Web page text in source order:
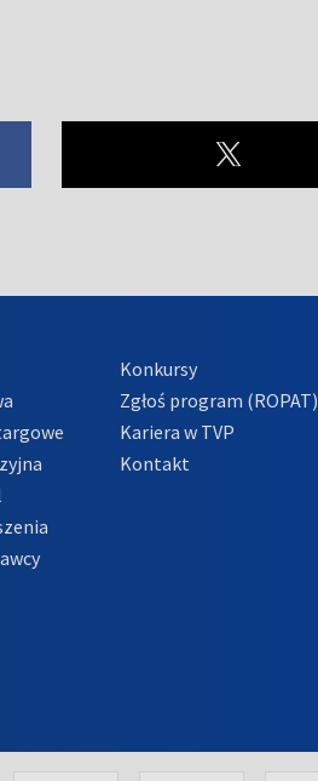
Konkursy
Zgłoś program (ROPAT)
Kariera w TVP
Kontakt